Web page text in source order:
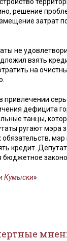
решение
затрат
не
взять
на
привлечении
дефицита
танцы,
ругают мэра
мэр
кредит.
бюджетное
Кумыски»